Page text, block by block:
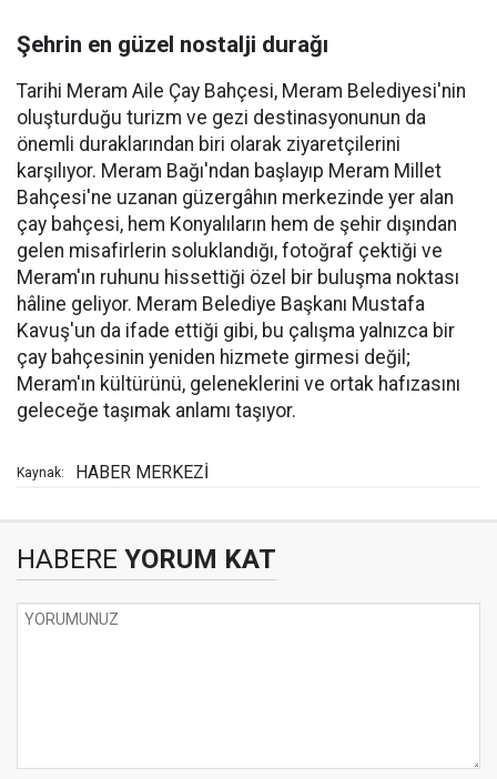
Şehrin en güzel nostalji durağı
Tarihi Meram Aile Çay Bahçesi, Meram Belediyesi'nin
oluşturduğu turizm ve gezi destinasyonunun da
önemli duraklarından biri olarak ziyaretçilerini
karşılıyor. Meram Bağı'ndan başlayıp Meram Millet
Bahçesi'ne uzanan güzergâhın merkezinde yer alan
çay bahçesi, hem Konyalıların hem de şehir dışından
gelen misafirlerin soluklandığı, fotoğraf çektiği ve
Meram'ın ruhunu hissettiği özel bir buluşma noktası
hâline geliyor. Meram Belediye Başkanı Mustafa
Kavuş'un da ifade ettiği gibi, bu çalışma yalnızca bir
çay bahçesinin yeniden hizmete girmesi değil;
Meram'ın kültürünü, geleneklerini ve ortak hafızasını
geleceğe taşımak anlamı taşıyor.
Kaynak: HABER MERKEZİ
HABERE YORUM KAT